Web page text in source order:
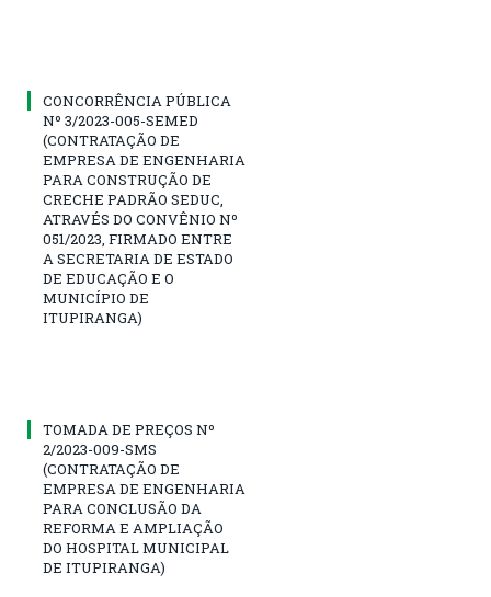
CONCORRÊNCIA PÚBLICA
Nº 3/2023-005-SEMED
(CONTRATAÇÃO DE
EMPRESA DE ENGENHARIA
PARA CONSTRUÇÃO DE
CRECHE PADRÃO SEDUC,
ATRAVÉS DO CONVÊNIO Nº
051/2023, FIRMADO ENTRE
A SECRETARIA DE ESTADO
DE EDUCAÇÃO E O
MUNICÍPIO DE
ITUPIRANGA)
TOMADA DE PREÇOS Nº
2/2023-009-SMS
(CONTRATAÇÃO DE
EMPRESA DE ENGENHARIA
PARA CONCLUSÃO DA
REFORMA E AMPLIAÇÃO
DO HOSPITAL MUNICIPAL
DE ITUPIRANGA)